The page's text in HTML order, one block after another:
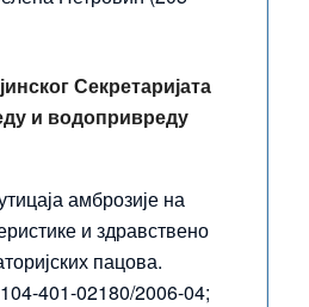
Секретаријата
и водопривреду
амброзије на
и здравствено
пацова.
401-02180/2006-04;